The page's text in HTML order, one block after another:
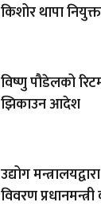
किशोर थापा नियुक्त
विष्णु पौडेलको
झिकाउन आदेश
उद्योग
विवरण